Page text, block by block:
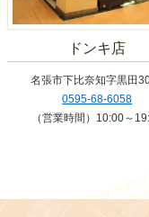
ドンキ店
名張市下比奈知字黒田
0595-68-6058
（営業時間）10:00～